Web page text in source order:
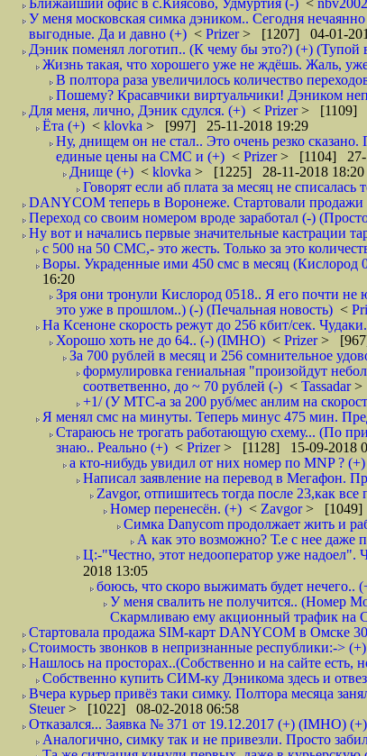
Ближайший офис в с.Киясово, Удмуртия (-) < nbv2002
У меня московская симка дэником.. Сегодня
выгодные. Да и давно (+) < Prizer> [1207] 04-01-
Дэник поменял логотип.. (К чему бы это?) (+) (Тупой
Жизнь такая, что хорошего уже не ждёшь. Жаль,
В полтора раза увеличилось количество
Пошему? Красавчики виртуальчики! Дэником
Для меня, лично, Дэник сдулся. (+) < Prizer> [1109]
Ёта (+) < klovka > [997] 25-11-2018 19:29
Ну, днищем он не стал.. Это очень резко
единые цены на СМС и (+) < Prizer> [1104] 27-
Днище (+) < klovka > [1225] 28-11-2018 18:20
Говорят если аб плата за месяц не списалась
DANYCOM теперь в Воронеже. Стартовали продажи
Переход со своим номером вроде заработал (-)
Ну вот и начались первые значительные кастрации
с 500 на 50 СМС,- это жесть. Только за это
Воры. Украденные ими 450 смс в месяц (Кислород
16:20
Зря они тронули Кислород 0518.. Я его почти
это уже в прошлом..) (-) (Печальная новость) <
На Ксеноне скорость режут до 256 кбит/сек.
Хорошо хоть не до 64.. (-) (IMHO) < Prizer>
За 700 рублей в месяц и 256 сомнительное
формулировка гениальная "произойдут
соответвенно, до ~ 70 рублей (-) < Tassadar>
+1/ (У МТС-а за 200 руб/мес анлим на
Я менял смс на минуты. Теперь минус 475 мин.
Стараюсь не трогать работающую схему... (По
знаю.. Реально (+) < Prizer> [1128] 15-09-2018
а кто-нибудь увидил от них номер по MNP ? (+)
Написал заявление на перевод в Мегафон.
Zavgor, отпишитесь тогда после 23,как
Номер перенесён. (+) < Zavgor> [1049]
Симка Danycom продолжает жить и
А как это возможно? Т.е с нее даже
Ц:-"Честно, этот недооператор уже надоел".
2018 13:05
боюсь, что скоро выжимать будет нечего..
У меня свалить не получится.. (Номер
Скармливаю ему акционный трафик на
Стартовала продажа SIM-карт DANYCOM в Омске 30
Стоимость звонков в непризнанные республики:-> (+)
Нашлось на просторах..(Собственно и на сайте есть,
Собственно купить СИМ-ку Дэникома здесь и
Вчера курьер привёз таки симку. Полтора месяца
Steuer> [1022] 08-02-2018 06:58
Отказался... Заявка № 371 от 19.12.2017 (+) (IMHO) (+)
Аналогично, симку так и не привезли. Просто